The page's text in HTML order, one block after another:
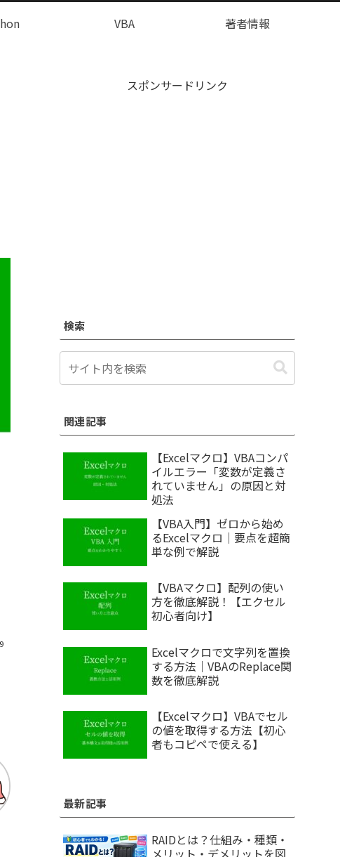
VBA 著者情報
スポンサードリンク
検索
関連記事
【Excelマクロ】VBAコンパ
イルエラー「変数が定義さ
れていません」の原因と対
処法
【VBA入門】ゼロから始め
るExcelマクロ｜要点を超簡
単な例で解説
【VBAマクロ】配列の使い
方を徹底解説！【エクセル
初心者向け】
Excelマクロで文字列を置換
する方法｜VBAのReplace関
数を徹底解説
【Excelマクロ】VBAでセル
の値を取得する方法【初心
者もコピペで使える】
最新記事
RAIDとは？仕組み・種類・
メリット・デメリットを図